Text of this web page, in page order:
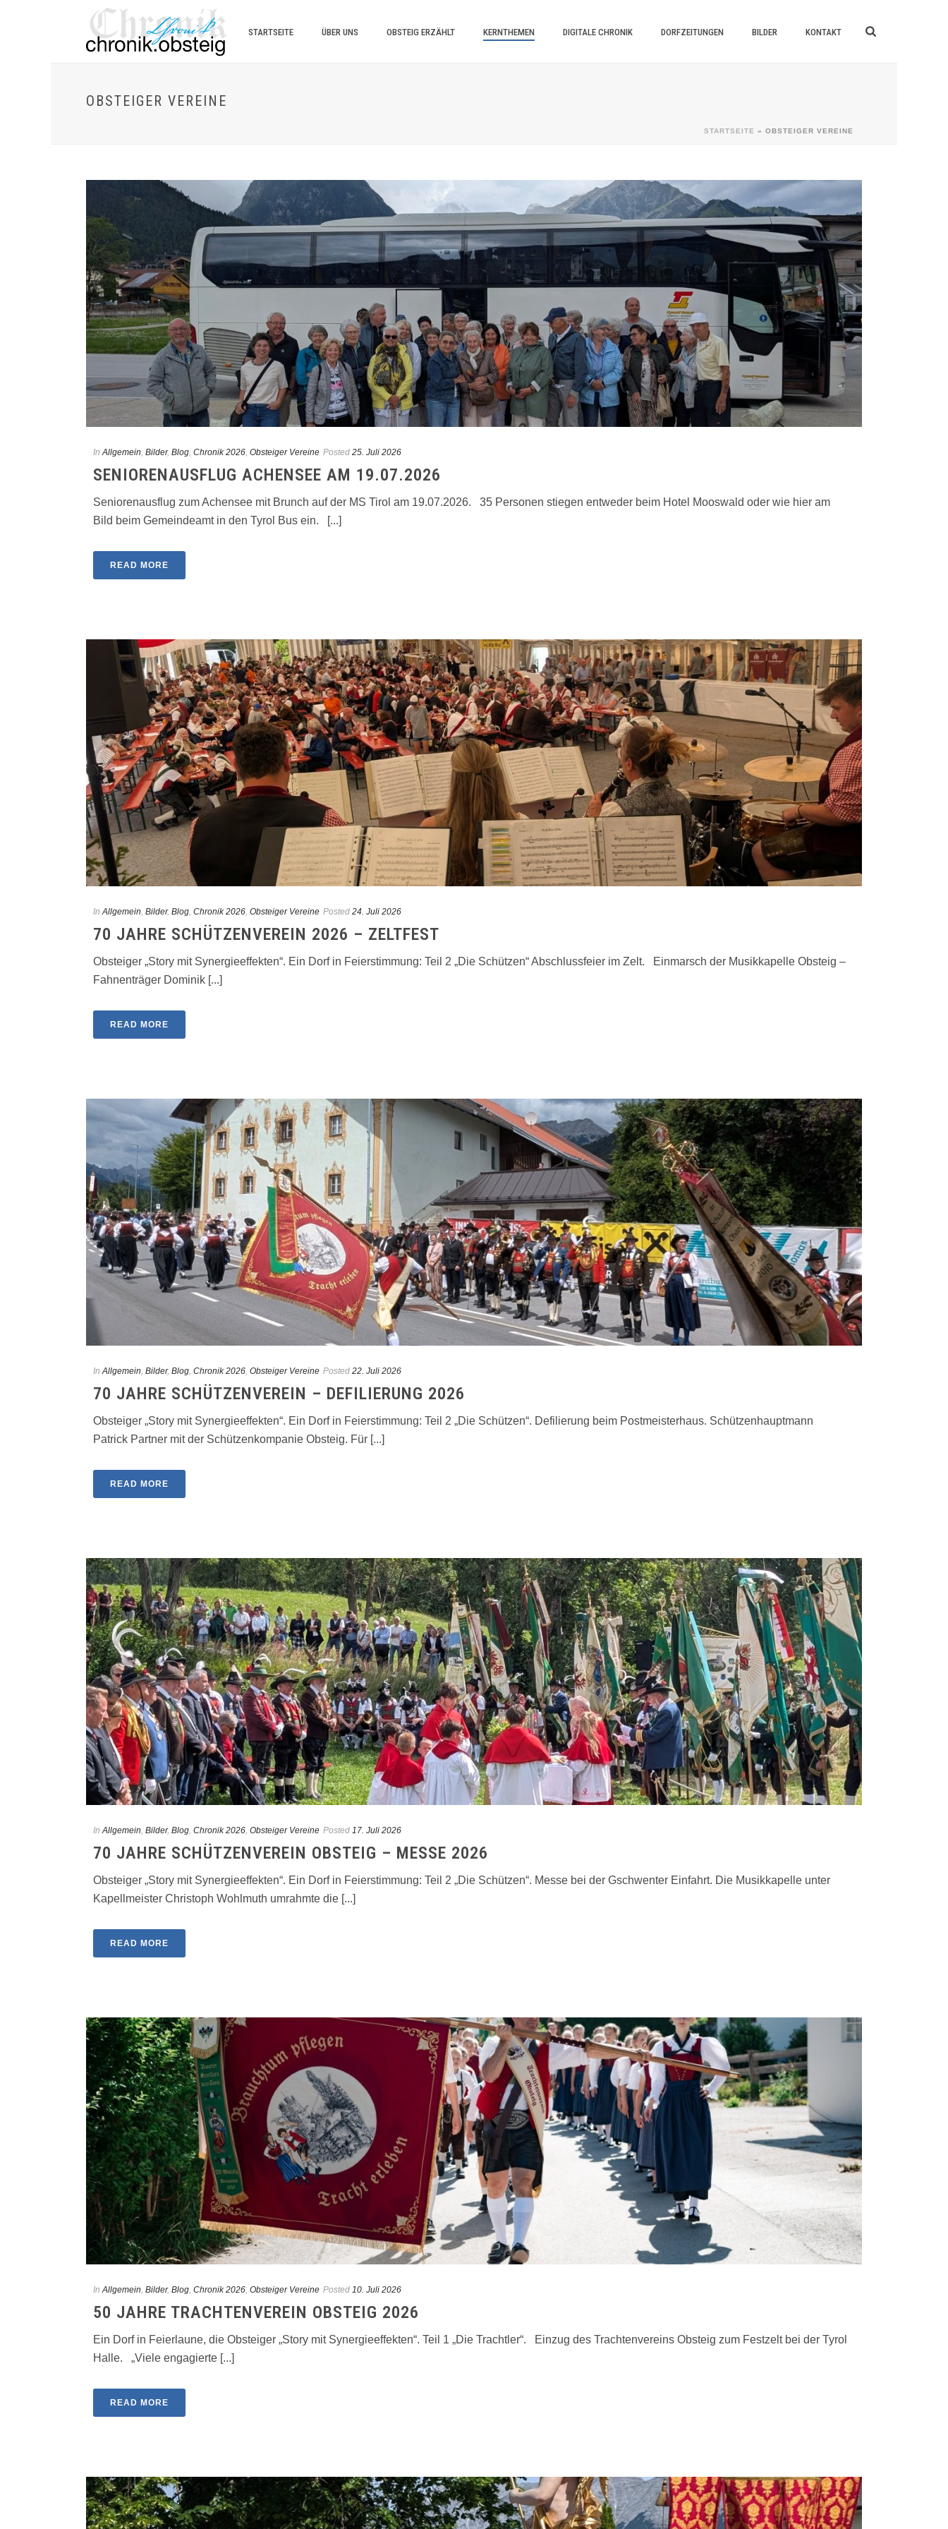
STARTSEITE ÜBER UNS OBSTEIG ERZÄHLT KERNTHEMEN DIGITALE CHRONIK DORFZEITUNGEN BILDER KONTAKT
OBSTEIGER VEREINE
STARTSEITE » OBSTEIGER VEREINE
In Allgemein, Bilder, Blog, Chronik 2026, Obsteiger Vereine Posted 25. Juli 2026
SENIORENAUSFLUG ACHENSEE AM 19.07.2026
Seniorenausflug zum Achensee mit Brunch auf der MS Tirol am 19.07.2026. 35 Personen stiegen entweder beim Hotel Mooswald oder wie hier am
Bild beim Gemeindeamt in den Tyrol Bus ein. [...]
READ MORE
In Allgemein, Bilder, Blog, Chronik 2026, Obsteiger Vereine Posted 24. Juli 2026
70 JAHRE SCHÜTZENVEREIN 2026 – ZELTFEST
Obsteiger „Story mit Synergieeffekten“. Ein Dorf in Feierstimmung: Teil 2 „Die Schützen“ Abschlussfeier im Zelt. Einmarsch der Musikkapelle Obsteig –
Fahnenträger Dominik [...]
READ MORE
In Allgemein, Bilder, Blog, Chronik 2026, Obsteiger Vereine Posted 22. Juli 2026
70 JAHRE SCHÜTZENVEREIN – DEFILIERUNG 2026
Obsteiger „Story mit Synergieeffekten“. Ein Dorf in Feierstimmung: Teil 2 „Die Schützen“. Defilierung beim Postmeisterhaus. Schützenhauptmann
Patrick Partner mit der Schützenkompanie Obsteig. Für [...]
READ MORE
In Allgemein, Bilder, Blog, Chronik 2026, Obsteiger Vereine Posted 17. Juli 2026
70 JAHRE SCHÜTZENVEREIN OBSTEIG – MESSE 2026
Obsteiger „Story mit Synergieeffekten“. Ein Dorf in Feierstimmung: Teil 2 „Die Schützen“. Messe bei der Gschwenter Einfahrt. Die Musikkapelle unter
Kapellmeister Christoph Wohlmuth umrahmte die [...]
READ MORE
In Allgemein, Bilder, Blog, Chronik 2026, Obsteiger Vereine Posted 10. Juli 2026
50 JAHRE TRACHTENVEREIN OBSTEIG 2026
Ein Dorf in Feierlaune, die Obsteiger „Story mit Synergieeffekten“. Teil 1 „Die Trachtler“. Einzug des Trachtenvereins Obsteig zum Festzelt bei der Tyrol
Halle. „Viele engagierte [...]
READ MORE